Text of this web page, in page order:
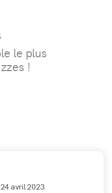
le plus
!
avril 2023